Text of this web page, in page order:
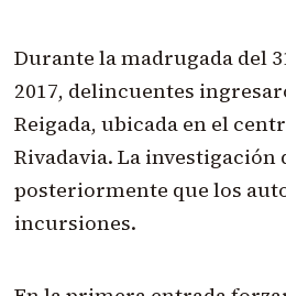
Durante la madrugada del
2017, delincuentes
Reigada, ubicada en el
Rivadavia. La
posteriormente que los
incursiones.